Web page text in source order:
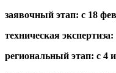
заявочный этап: с 18
техническая
региональный этап: с 4